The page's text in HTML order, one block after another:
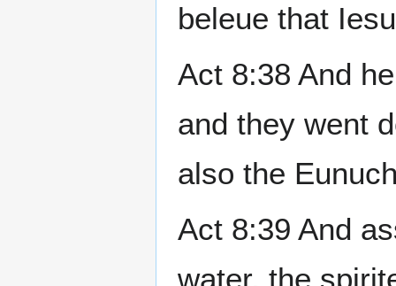
beleue that
Act 8:38 And
and they went
also the
Act 8:39 And
water, the